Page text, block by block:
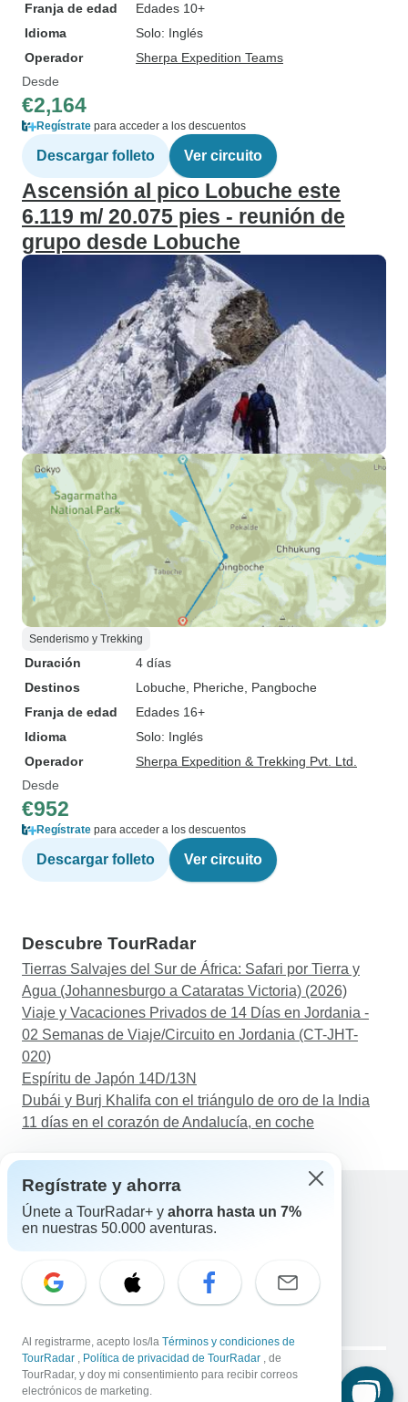
Franja de edad
Edades 10+
Idioma
Solo: Inglés
Operador
Sherpa Expedition Teams
Desde
€2,164
Regístrate para acceder a los descuentos
Descargar folleto Ver circuito
Ascensión al pico Lobuche este
6.119 m/ 20.075 pies - reunión de
grupo desde Lobuche
Senderismo y Trekking
Duración
4 días
Destinos
Lobuche , Pheriche , Pangboche
Franja de edad
Edades 16+
Idioma
Solo: Inglés
Operador
Sherpa Expedition & Trekking Pvt. Ltd.
Desde
€952
Regístrate para acceder a los descuentos
Descargar folleto Ver circuito
Descubre TourRadar
Tierras Salvajes del Sur de África: Safari por Tierra y
Agua (Johannesburgo a Cataratas Victoria) (2026)
Viaje y Vacaciones Privados de 14 Días en Jordania -
02 Semanas de Viaje/Circuito en Jordania (CT-JHT-
020)
Espíritu de Japón 14D/13N
Dubái y Burj Khalifa con el triángulo de oro de la India
11 días en el corazón de Andalucía, en coche
Ayuda
Correo electrónico: support@tourradar.com
Selecciona el idioma
Copyright © TourRadar. Todos los derechos reservados.
Aviso legal Política de privacidad
Cookies
Regístrate y ahorra
Únete a TourRadar+ y ahorra hasta un 7%
en nuestras 50.000 aventuras.
Al registrarme, acepto los/la Términos y condiciones de
TourRadar , Política de privacidad de TourRadar , de
TourRadar, y doy mi consentimiento para recibir correos
electrónicos de marketing.